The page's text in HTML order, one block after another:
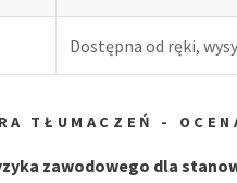
Dostępna od ręki,
TŁUMACZEŃ -
zawodowego dla